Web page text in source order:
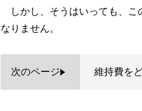
しかし、そうはいっても、こ
なりません。
次のページ 維持費を